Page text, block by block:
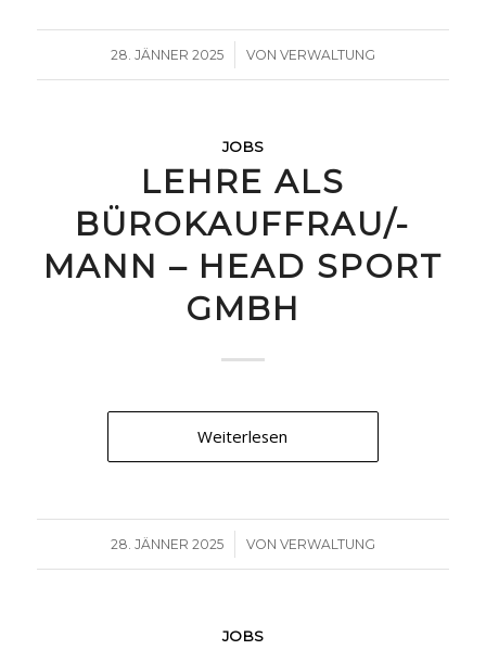
28. JÄNNER 2025
/ VON VERWALTUNG
JOBS
LEHRE ALS
BÜROKAUFFRAU/-
MANN – HEAD SPORT
GMBH
Weiterlesen
28. JÄNNER 2025
/ VON VERWALTUNG
JOBS